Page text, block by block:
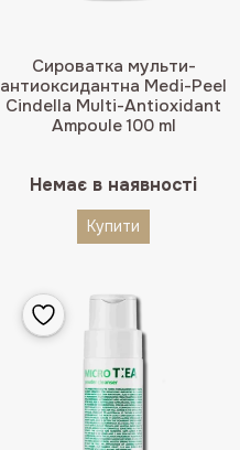
Сироватка мульти-
антиоксидантна Medi-Peel
Cindella Multi-Antioxidant
Ampoule 100 ml
Немає в наявності
Купити